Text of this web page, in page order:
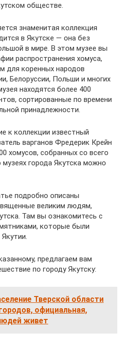
обществе.
знаменитая коллекция
в Якутске — она без
в мире. В этом музее вы
распространения хомуса,
для коренных народов
Белоруссии, Польши и многих
находятся более 400
сортированные по времени
принадлежности.
к коллекции известный
варганов Фредерик Крейн
хомусов, собранных со всего
города Якутска можно
подробно описаны
великим людям,
Там вы ознакомитесь с
которые были
предлагаем вам
по городу Якутску:
Тверской области
официальная,
живет